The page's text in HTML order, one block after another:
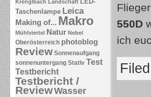
Krenglbach Landschaft
Taschenlampe Leica
Making of... Makro
Mühlviertel Natur Nebel
Oberösterreich photoblog
Review Sonnenaufgang
sonnenuntergang Stativ Test
Testbericht
Testbericht /
ReviewWasser
550D
ich